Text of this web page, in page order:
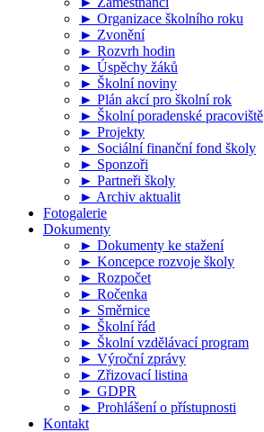
► Organizace školního roku
► Zvonění
► Rozvrh hodin
► Úspěchy žáků
► Školní noviny
► Plán akcí pro školní rok
► Školní poradenské pracoviště
► Projekty
► Sociální finanční fond školy
► Sponzoři
► Partneři školy
► Archiv aktualit
Fotogalerie
Dokumenty
► Dokumenty ke stažení
► Koncepce rozvoje školy
► Rozpočet
► Ročenka
► Směrnice
► Školní řád
► Školní vzdělávací program
► Výroční zprávy
► Zřizovací listina
► GDPR
► Prohlášení o přístupnosti
Kontakt